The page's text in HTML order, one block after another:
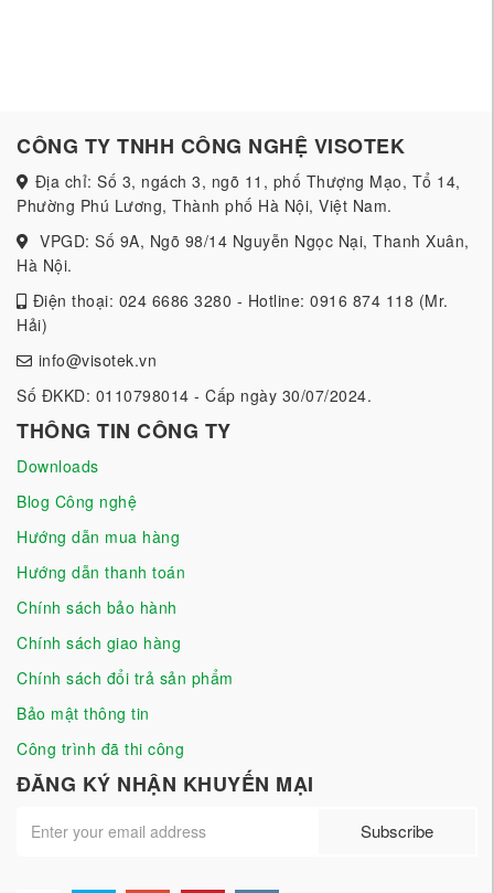
CÔNG TY TNHH CÔNG NGHỆ VISOTEK
Địa chỉ: Số 3, ngách 3, ngõ 11, phố Thượng Mạo, Tổ 14,
Phường Phú Lương, Thành phố Hà Nội, Việt Nam.
VPGD: Số 9A, Ngõ 98/14 Nguyễn Ngọc Nại, Thanh Xuân,
Hà Nội.
Điện thoại: 024 6686 3280 - Hotline: 0916 874 118 (Mr.
Hải)
info@visotek.vn
Số ĐKKD: 0110798014 - Cấp ngày 30/07/2024.
THÔNG TIN CÔNG TY
Downloads
Blog Công nghệ
Hướng dẫn mua hàng
Hướng dẫn thanh toán
Chính sách bảo hành
Chính sách giao hàng
Chính sách đổi trả sản phẩm
Bảo mật thông tin
Công trình đã thi công
ĐĂNG KÝ NHẬN KHUYẾN MẠI